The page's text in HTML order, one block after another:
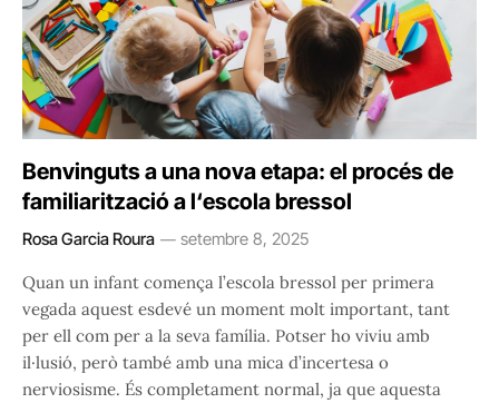
Benvinguts a una nova etapa: el procés de
familiarització a l‘escola bressol
Rosa Garcia Roura setembre 8, 2025
Quan un infant comença l’escola bressol per primera
vegada aquest esdevé un moment molt important, tant
per ell com per a la seva família. Potser ho viviu amb
il·lusió, però també amb una mica d’incertesa o
nerviosisme. És completament normal, ja que aquesta